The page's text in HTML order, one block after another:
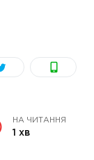
НА ЧИТАННЯ
1 хв